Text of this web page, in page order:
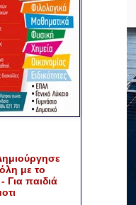
με το
Για παιδιά